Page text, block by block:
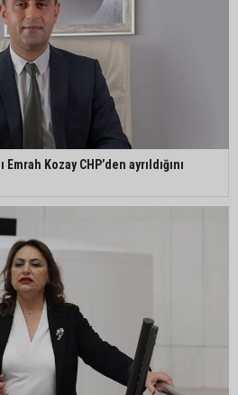
Kozay CHP’den ayrıldığını